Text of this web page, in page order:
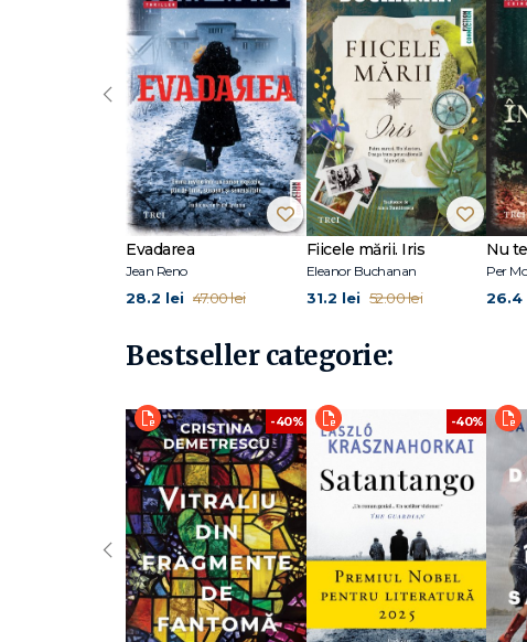
Hattie Williams a început o carieră muzicală în adolescență
fost compozitoare înainte de a se orienta (oarecum
unii dintre cei mai mari autori din lume și este fosta
noiembrie. Williams continuă să-și alimenteze creativitatea
fiica sa.
Evadarea
Jean Reno
28.2 lei 47.00 lei
Fiicele mării. Iris
Eleanor Buchanan
31.2 lei 52.00 lei
Nu
Per
26.4
‹
Bestseller categorie:
-40% -40%
‹